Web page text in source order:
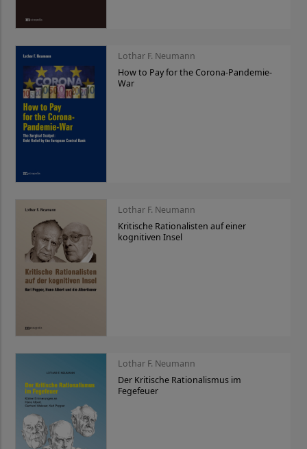
Lothar F. Neumann
How to Pay for the Corona-Pandemie-
War
Lothar F. Neumann
Kritische Rationalisten auf einer
kognitiven Insel
Lothar F. Neumann
Der Kritische Rationalismus im
Fegefeuer